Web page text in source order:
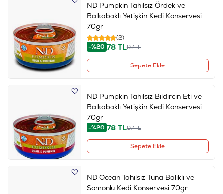
ND Pumpkin Tahılsız Ördek ve
Balkabaklı Yetişkin Kedi Konservesi
70gr
(2)
-%20 78TL97TL
Sepete Ekle
ND Pumpkin Tahılsız Bıldırcın Eti ve
Balkabaklı Yetişkin Kedi Konservesi
70gr
-%20 78TL97TL
Sepete Ekle
ND Ocean Tahılsız Tuna Balıklı ve
Somonlu Kedi Konservesi 70gr